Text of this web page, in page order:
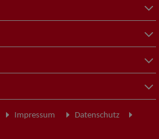
Impressum
Datenschutz